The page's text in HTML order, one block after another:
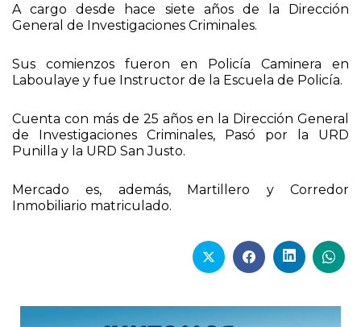
A cargo desde hace siete años de la Dirección
General de Investigaciones Criminales.
Sus comienzos fueron en Policía Caminera en
Laboulaye y fue Instructor de la Escuela de Policía.
Cuenta con más de 25 años en la Dirección General
de Investigaciones Criminales, Pasó por la URD
Punilla y la URD San Justo.
Mercado es, además, Martillero y Corredor
Inmobiliario matriculado.